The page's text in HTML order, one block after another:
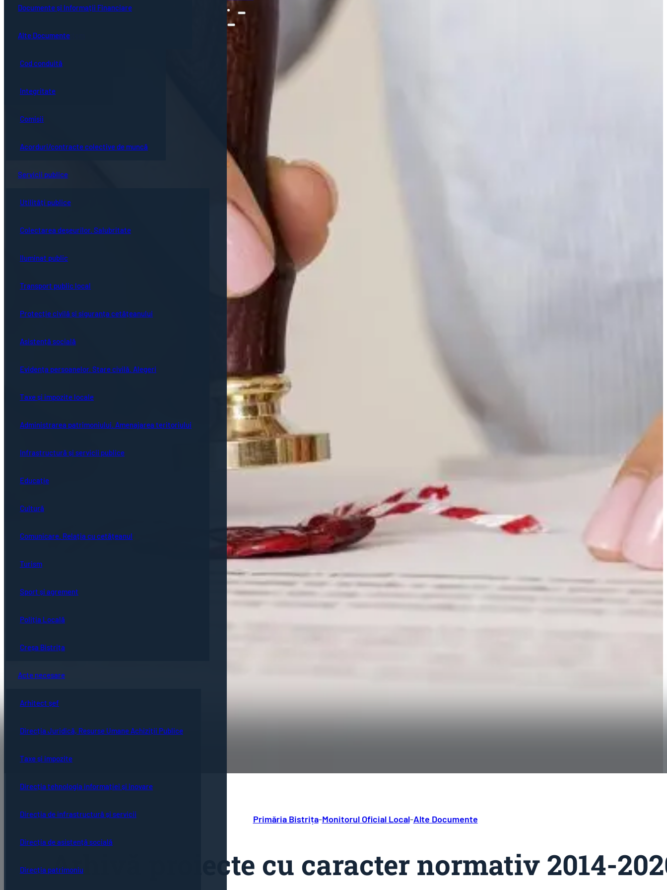
Guvernanță corporativă
Bistrița turistică
Evenimente locale
Hartă oraș
Ședințe online
Documente ședință
Hotărârile Consiliului Local
Concursuri
Proceduri de sistem
Cod conduită
Integritate
Comisii
Acorduri/contracte colective de muncă
Servicii publice
Utilități publice
Colectarea deșeurilor. Salubritate
Iluminat public
Transport public local
Protecție civilă și siguranța cetățeanului
Asistență socială
Evidența persoanelor. Stare civilă. Alegeri
Taxe și impozite locale
Administrarea patrimoniului. Amenajarea teritoriului
Infrastructură și servicii publice
Educație
Cultură
Comunicare. Relația cu cetățeanul
Turism
Sport și agrement
Poliția Locală
Creșa Bistrița
Acte necesare
Arhitect șef
Direcția Juridică, Resurse Umane Achiziții Publice
Taxe și impozite
Direcția tehnologia informației și inovare
Direcția de infrastructură și servicii
Direcția de asistență socială
Direcția patrimoniu
Documente și Informații Financiare
Alte Documente
Primăria Bistrița-Monitorul Oficial Local-Alte Documente
Arhivă proiecte cu caracter normativ 2014-